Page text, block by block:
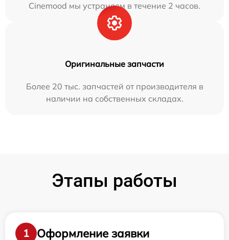
Cinemood мы устраняем в течение 2 часов.
Оригинальные запчасти
Более 20 тыс. запчастей от производителя в
наличии на собственных складах.
Этапы работы
1 Оформление заявки